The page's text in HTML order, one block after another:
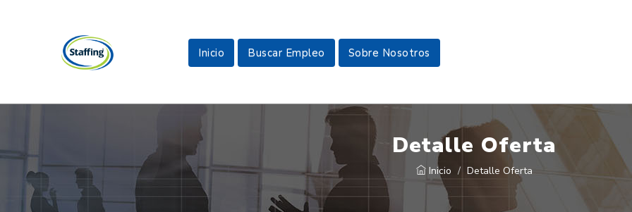
Inicio Buscar Empleo Sobre Nosotros
Detalle Oferta
Inicio Detalle Oferta